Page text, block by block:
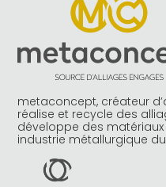
metaconcept, créateur
réalise et recycle des
développe des matériaux
industrie métallurgique